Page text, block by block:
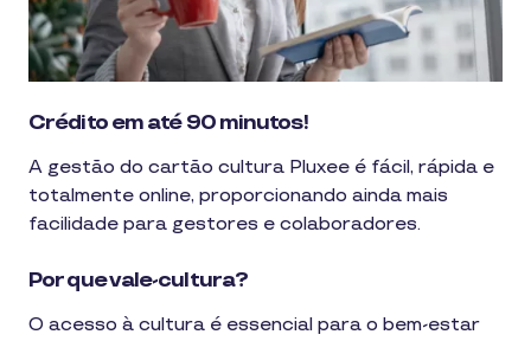
Crédito em até 90 minutos!
A gestão do cartão cultura Pluxee é fácil, rápida e
totalmente online, proporcionando ainda mais
facilidade para gestores e colaboradores.
Por que vale-cultura?
O acesso à cultura é essencial para o bem-estar